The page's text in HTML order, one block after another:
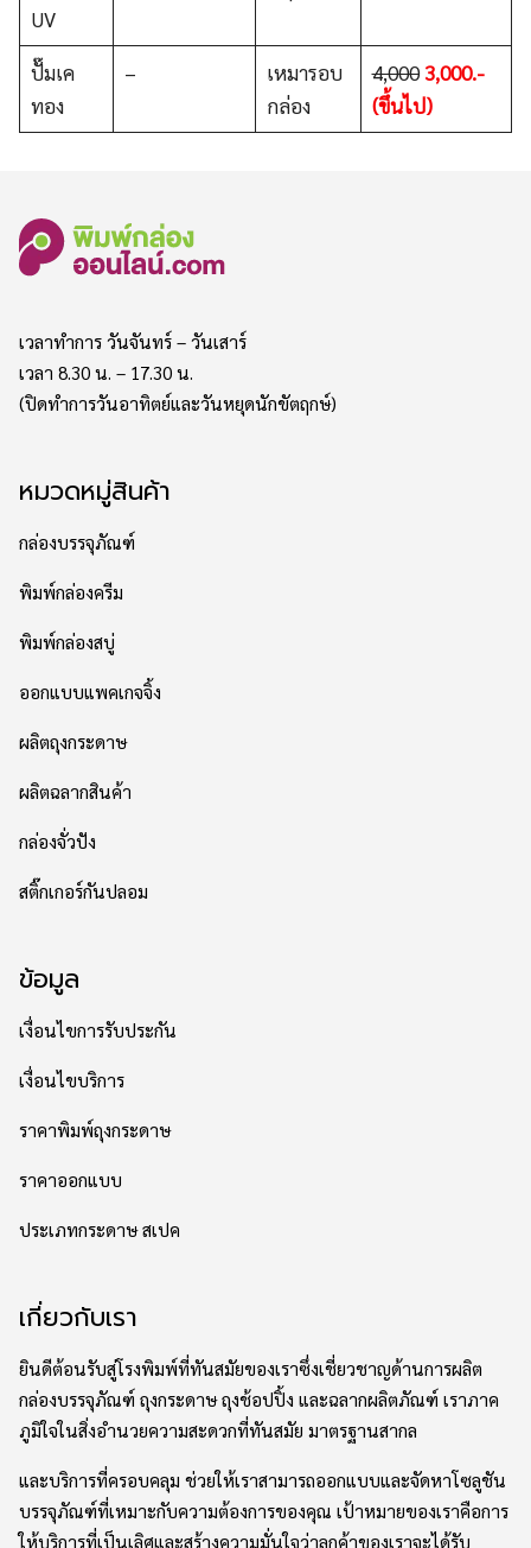
UV
ปั๊มเค
ทอง
–
เหมารอบ
กล่อง
4,000 3,000.-
(ขึ้นไป)
เวลาทำการ วันจันทร์ – วันเสาร์
เวลา 8.30 น. – 17.30 น.
(ปิดทำการวันอาทิตย์และวันหยุดนักขัตฤกษ์)
หมวดหมู่สินค้า
กล่องบรรจุภัณฑ์
พิมพ์กล่องครีม
พิมพ์กล่องสบู่
ออกแบบแพคเกจจิ้ง
ผลิตถุงกระดาษ
ผลิตฉลากสินค้า
กล่องจั่วปัง
สติ๊กเกอร์กันปลอม
ข้อมูล
เงื่อนไขการรับประกัน
เงื่อนไขบริการ
ราคาพิมพ์ถุงกระดาษ
ราคาออกแบบ
ประเภทกระดาษ สเปค
เกี่ยวกับเรา
ยินดีต้อนรับสู่โรงพิมพ์ที่ทันสมัยของเราซึ่งเชี่ยวชาญด้านการผลิต
กล่องบรรจุภัณฑ์ ถุงกระดาษ ถุงช้อปปิ้ง และฉลากผลิตภัณฑ์ เราภาค
ภูมิใจในสิ่งอำนวยความสะดวกที่ทันสมัย มาตรฐานสากล
และบริการที่ครอบคลุม ช่วยให้เราสามารถออกแบบและจัดหาโซลูชัน
บรรจุภัณฑ์ที่เหมาะกับความต้องการของคุณ เป้าหมายของเราคือการ
ให้บริการที่เป็นเลิศและสร้างความมั่นใจว่าลูกค้าของเราจะได้รับ